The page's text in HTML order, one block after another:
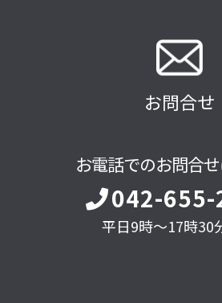
お問合せ
お電話でのお問合
042-655-
平日9時～17時30